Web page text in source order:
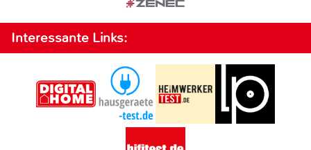
Interessante Links: